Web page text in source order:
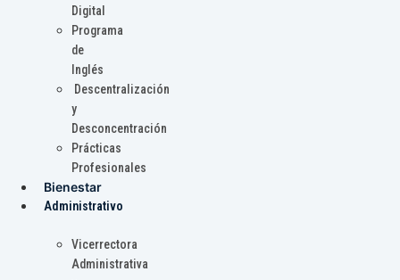
Digital
Programa
de
Inglés
Descentralización
y
Desconcentración
Prácticas
Profesionales
Bienestar
Administrativo
Vicerrectora
Administrativa